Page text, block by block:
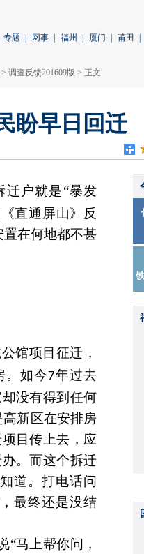
专题 网事 福州 厦门 莆田
> 调查反馈201609版 > 正文
盼早日回迁
迁户就是“暴发
直通屏山》反
置在何地都不甚
馆项目征迁，
。如今7年过去
没有得到任何
新区在安排房
目传上去，应
。而这个拆迁
道。打电话问
最终还是没结
“马上帮你问，